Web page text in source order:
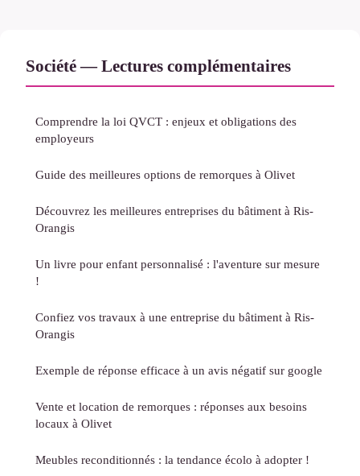
Société — Lectures complémentaires
Comprendre la loi QVCT : enjeux et obligations des
employeurs
Guide des meilleures options de remorques à Olivet
Découvrez les meilleures entreprises du bâtiment à Ris-
Orangis
Un livre pour enfant personnalisé : l'aventure sur mesure
!
Confiez vos travaux à une entreprise du bâtiment à Ris-
Orangis
Exemple de réponse efficace à un avis négatif sur google
Vente et location de remorques : réponses aux besoins
locaux à Olivet
Meubles reconditionnés : la tendance écolo à adopter !